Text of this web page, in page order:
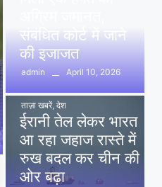
संबंधित कोर्ट में जाने
की इजाजत
admin April 10, 2026
ताज़ा खबरें, देश
ईरानी तेल लेकर भारत
आ रहा जहाज रास्ते में
रुख बदल कर चीन की
ओर बढ़ा